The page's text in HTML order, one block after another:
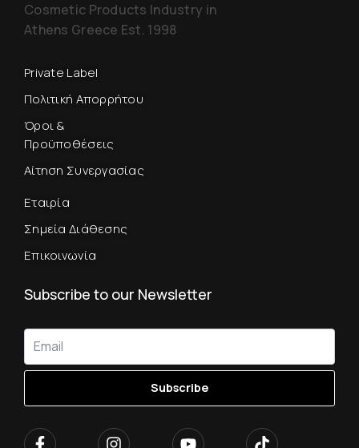
Cosmetic Products Industry in
Athens Greece Est. 1998
Private Label
Πολιτική Απορρήτου
Όροι &
Προϋποθέσεις
Αίτηση Συνεργασίας
Εταιρία
Σημεία Διάθεσης
Επικοινωνία
Subscribe to our Newsletter
Subscribe